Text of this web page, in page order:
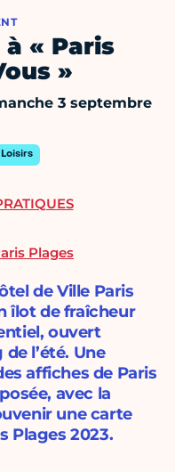
« Paris
»
3 septembre
Loisirs
Plages
de Ville Paris
îlot de fraîcheur
ouvert
l’été. Une
affiches de Paris
avec la
une carte
Plages 2023.